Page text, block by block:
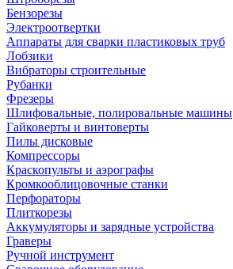
Бензорезы
Электроотвертки
Аппараты для сварки пластиковых труб
Лобзики
Вибраторы строительные
Рубанки
Фрезеры
Шлифовальные, полировальные машины
Гайковерты и винтоверты
Пилы дисковые
Компрессоры
Краскопульты и аэрографы
Кромкооблицовочные станки
Перфораторы
Плиткорезы
Аккумуляторы и зарядные устройства
Граверы
Ручной инструмент